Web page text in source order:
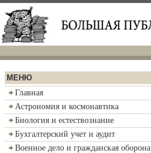
МЕНЮ
Главная
Астрономия и космонавтика
Биология и естествознание
Бухгалтерский учет и аудит
Военное дело и гражданская оборона